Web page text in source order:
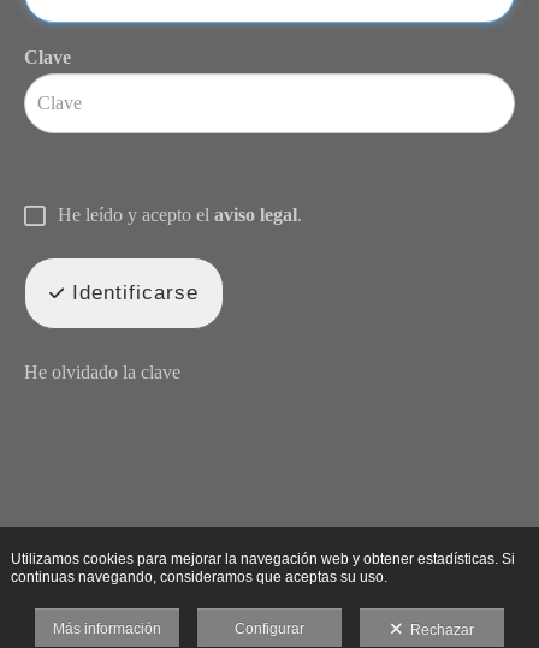
Clave
He leído y acepto el aviso legal.
Identificarse
He olvidado la clave
Utilizamos cookies para mejorar la navegación web y obtener estadísticas. Si
continuas navegando, consideramos que aceptas su uso.
Más información Configurar Rechazar